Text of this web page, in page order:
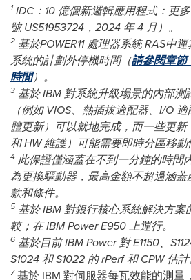
1IDC ： 10 億個新邏輯應用程式：更
號US51953724 ， 2024 年4 月）。
2 基於POWER11處理器系統RAS中運
系統的計劃外停機時間（請參閱章節
時間）。
3 基於IBM 對系統升級場景的內部
（例如VIOS、熱插拔適配器、 I/O 適
體更新）可以就地完成，而一些更
和HW維護）可能需要即時分區移動
4 此保證僅涵蓋在不到一分鐘的時間
為更換驅動器，最高金額不超過涵蓋
款和條件。
5 基於IBM 對銀行核心系統解決方案
較；在IBM Power E950上運行。
6 基於目前IBM Power對E1150、
S1024和S1022 的rPerf和CPW估計
7基於 IBM 對伺服器每瓦效能的測量